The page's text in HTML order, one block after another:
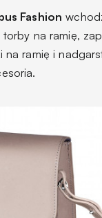
Fashion
na ramię,
na ramię i